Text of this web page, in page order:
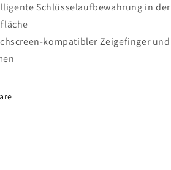
Schlüsselaufbewahrung in der
kompatibler Zeigefinger und